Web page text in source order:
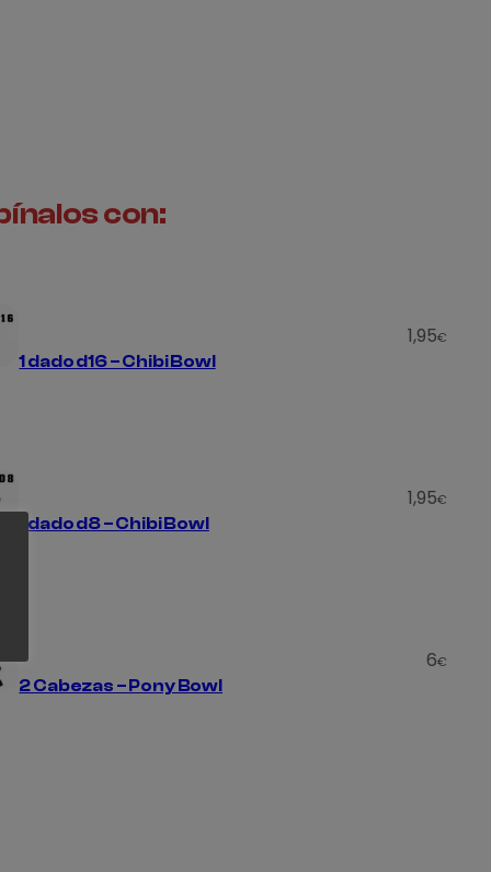
con:
1 dado d16 – Chibi Bowl
1,95€
1 dado d8 – Chibi Bowl
1,95€
2 Cabezas – Pony Bowl
6€